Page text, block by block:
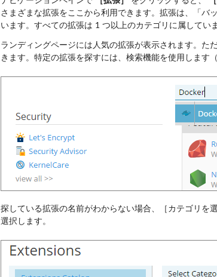
さまざまな拡張をここから利用できます。拡張は、「バ
います。すべての拡張は 1 つ以上のカテゴリに属してい
ランディングページには人気の拡張が表示されます。た
きます。特定の拡張を探すには、検索機能を使用します
探している拡張の名前がわからない場合、［カテゴリを
選択します。